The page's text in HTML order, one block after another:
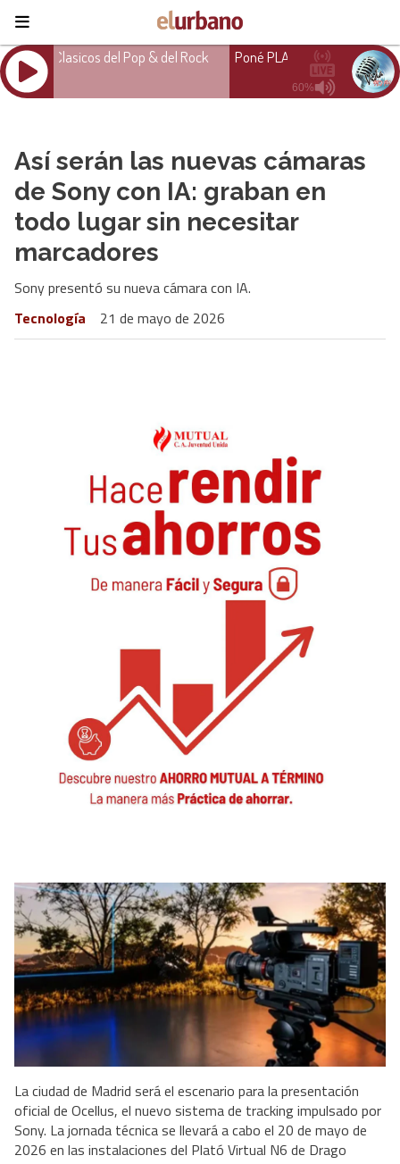
Así serán las nuevas cámaras
de Sony con IA: graban en
todo lugar sin necesitar
marcadores
Sony presentó su nueva cámara con IA.
Tecnología
21 de mayo de 2026
La ciudad de Madrid será el escenario para la presentación
oficial de Ocellus, el nuevo sistema de tracking impulsado por
Sony. La jornada técnica se llevará a cabo el 20 de mayo de
2026 en las instalaciones del Plató Virtual N6 de Drago